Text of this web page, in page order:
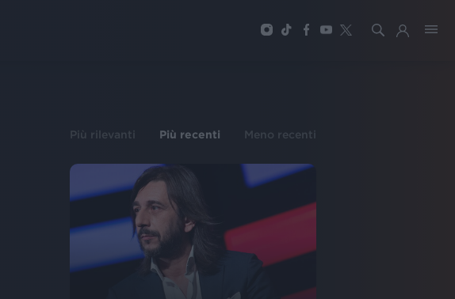
Più rilevanti Più recenti Meno recenti